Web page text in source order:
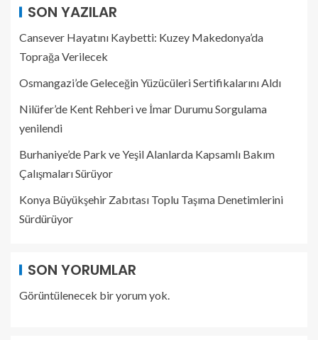
SON YAZILAR
Cansever Hayatını Kaybetti: Kuzey Makedonya’da
Toprağa Verilecek
Osmangazi’de Geleceğin Yüzücüleri Sertifikalarını Aldı
Nilüfer’de Kent Rehberi ve İmar Durumu Sorgulama
yenilendi
Burhaniye’de Park ve Yeşil Alanlarda Kapsamlı Bakım
Çalışmaları Sürüyor
Konya Büyükşehir Zabıtası Toplu Taşıma Denetimlerini
Sürdürüyor
SON YORUMLAR
Görüntülenecek bir yorum yok.